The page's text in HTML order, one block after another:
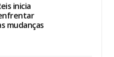
inicia
mudanças